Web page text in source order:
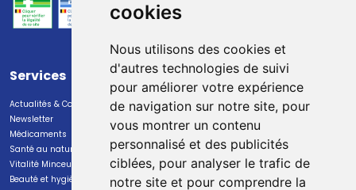
cookies
Nous utilisons des cookies et
d'autres technologies de suivi
pour améliorer votre expérience
de navigation sur notre site, pour
vous montrer un contenu
personnalisé et des publicités
ciblées, pour analyser le trafic de
notre site et pour comprendre la
Services
Actualités & Conseils
Newsletter
Médicaments
Santé au naturel
Vitalité Minceur Nutrition
Beauté et hygiène
Paiement
Paiement sécurisé